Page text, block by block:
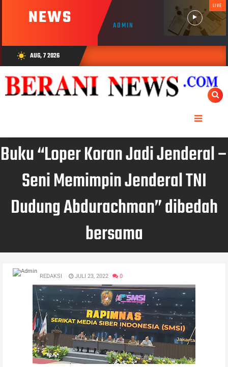
NEWS ADMIN
LIVE
wb_sunny AUG, 7 2026
Buku “Loper Koran Jadi Jenderal –
Seni Memimpin Jenderal TNI
Dudung Abdurachman” dibedah
bersama
REDAKSI JULI 23, 2022 0